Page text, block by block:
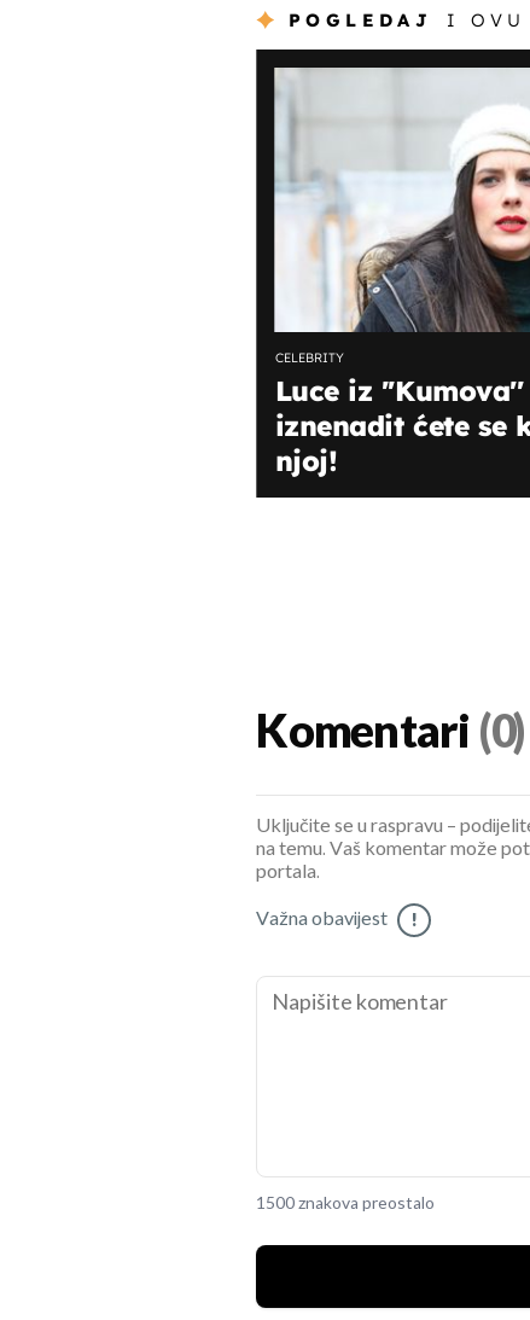
POGLEDAJ I OVU
CELEBRITY
Luce iz
iznenadit ćete se
njoj!
Komentari (0)
Uključite se u raspravu –
na temu. Vaš komentar može
portala.
Važna obavijest !
1500 znakova preostalo